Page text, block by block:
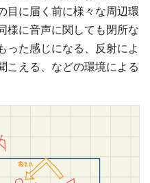
目に届く前に様々な周辺環
様に音声に関しても閉所な
った感じになる、反射によ
こえる、などの環境による